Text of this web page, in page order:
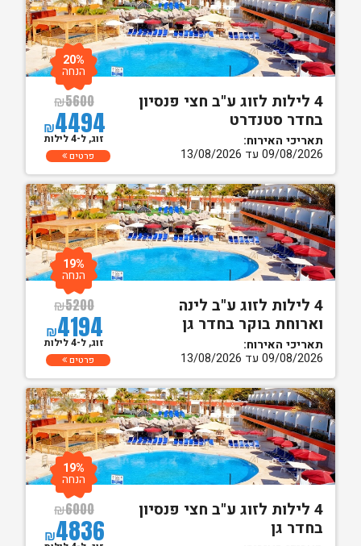
4 לילות לזוג ע"ב חצי פנסיון
בחדר סטנדרט
תאריכי האירוח:
09/08/2026 עד 13/08/2026
₪5600
₪4494
20%
הנחה
זוג, ל-4 לילות
פרטים
4 לילות לזוג ע"ב לינה
וארוחת בוקר בחדר גן
תאריכי האירוח:
09/08/2026 עד 13/08/2026
₪5200
₪4194
19%
הנחה
זוג, ל-4 לילות
פרטים
4 לילות לזוג ע"ב חצי פנסיון
בחדר גן
₪6000
₪4836
19%
הנחה